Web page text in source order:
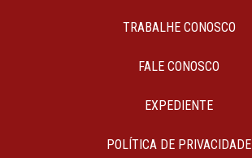
TRABALHE CONOSCO
FALE CONOSCO
EXPEDIENTE
POLÍTICA DE PRIVACIDADE